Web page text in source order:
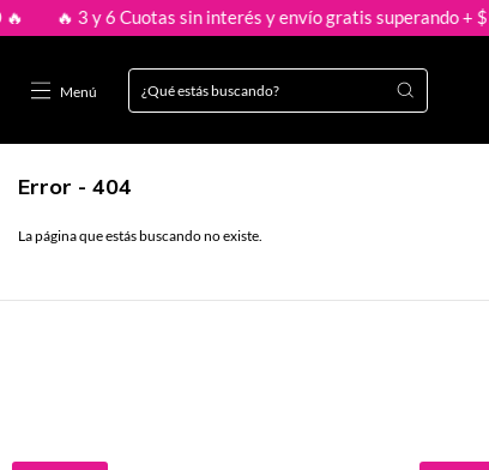
3 y 6 Cuotas sin interés y envío gratis superando +
Menú
Error - 404
La página que estás buscando no existe.